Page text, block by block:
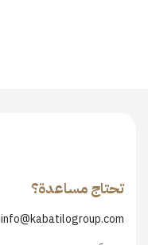
تحتاج مساعدة؟
info@kabatilogroup.com